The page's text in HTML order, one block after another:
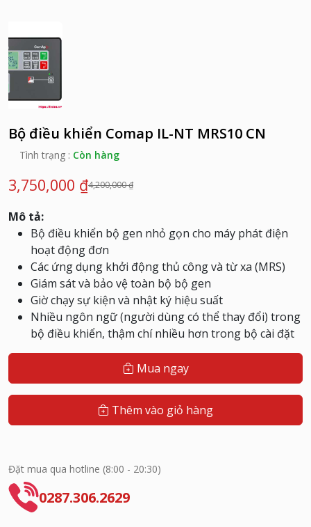
Bộ điều khiển Comap IL-NT MRS10 CN
Tình trạng : Còn hàng
3,750,000 ₫4,200,000 ₫
Mô tả:
Bộ điều khiển bộ gen nhỏ gọn cho máy phát điện
hoạt động đơn
Các ứng dụng khởi động thủ công và từ xa (MRS)
Giám sát và bảo vệ toàn bộ bộ gen
Giờ chạy sự kiện và nhật ký hiệu suất
Nhiều ngôn ngữ (người dùng có thể thay đổi) trong
bộ điều khiển, thậm chí nhiều hơn trong bộ cài đặt
Mua ngay
Thêm vào giỏ hàng
Đặt mua qua hotline (8:00 - 20:30)
0287.306.2629